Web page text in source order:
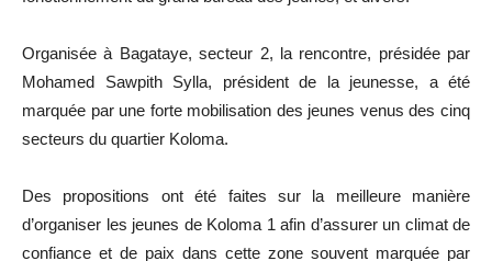
Organisée à Bagataye, secteur 2, la rencontre, présidée par
Mohamed Sawpith Sylla, président de la jeunesse, a été
marquée par une forte mobilisation des jeunes venus des cinq
secteurs du quartier Koloma.
Des propositions ont été faites sur la meilleure manière
d’organiser les jeunes de Koloma 1 afin d’assurer un climat de
confiance et de paix dans cette zone souvent marquée par